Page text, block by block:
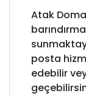
Atak
posta
edebilir